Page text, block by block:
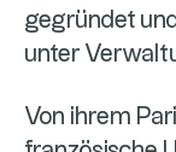
gegründet
unter
Von ihrem